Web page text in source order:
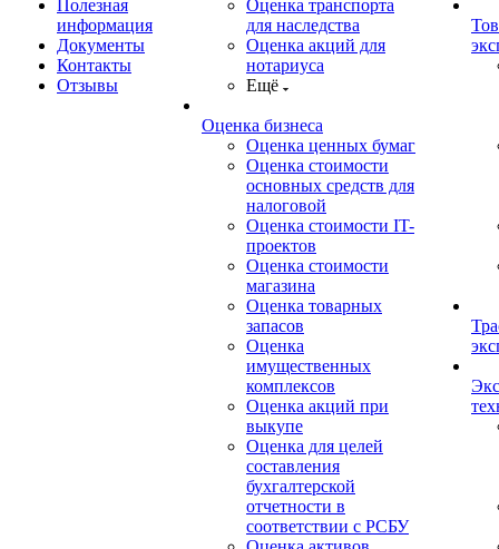
Полезная
информация
Документы
Контакты
Отзывы
Оценка транспорта
для наследства
Оценка акций для
нотариуса
Ещё
Оценка бизнеса
Оценка ценных бумаг
Оценка стоимости
основных средств для
налоговой
Оценка стоимости IT-
проектов
Оценка стоимости
магазина
Оценка товарных
запасов
Оценка
имущественных
комплексов
Оценка акций при
выкупе
Оценка для целей
составления
бухгалтерской
отчетности в
соответствии с РСБУ